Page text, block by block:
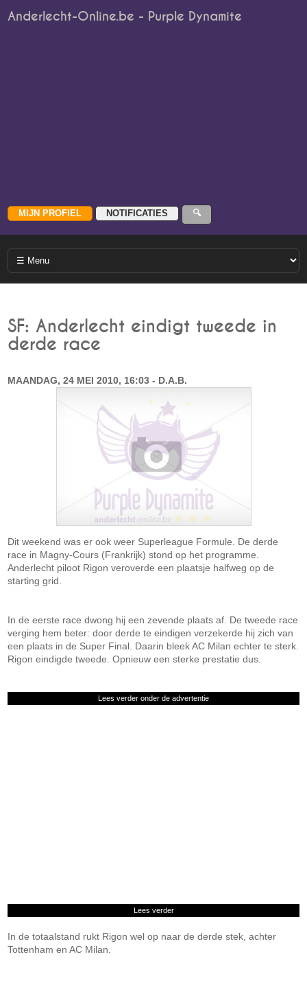
Anderlecht-Online.be - Purple Dynamite
SF: Anderlecht eindigt tweede in
derde race
MAANDAG, 24 MEI 2010, 16:03 - D.A.B.
Dit weekend was er ook weer Superleague Formule. De derde
race in Magny-Cours (Frankrijk) stond op het programme.
Anderlecht piloot Rigon veroverde een plaatsje halfweg op de
starting grid.
In de eerste race dwong hij een zevende plaats af. De tweede race
verging hem beter: door derde te eindigen verzekerde hij zich van
een plaats in de Super Final. Daarin bleek AC Milan echter te sterk.
Rigon eindigde tweede. Opnieuw een sterke prestatie dus.
Lees verder onder de advertentie
Lees verder
In de totaalstand rukt Rigon wel op naar de derde stek, achter
Tottenham en AC Milan.